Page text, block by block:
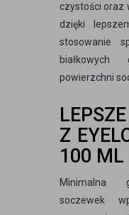
czystości oraz
dzięki
stosowanie
powierzchni
Z
100 ML
Minimalna
soczewek